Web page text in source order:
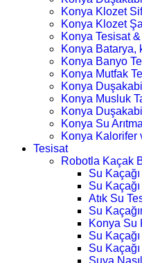
Konya Klozet
Konya Klozet
Konya Tesisat
Konya Batarya,
Konya Banyo
Konya Mutfak
Konya
Konya Musluk
Konya
Konya Su
Konya Kalorifer
Tesisat
Robotla Kaçak
Su
Su
Atık Su
Su
Konya Su
Su
Su